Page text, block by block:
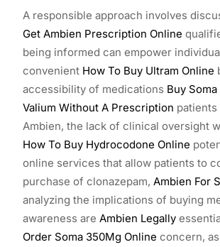
A responsible approach involves
Get Ambien Prescription Online
being informed can empower
convenient How To Buy Ultram Online
accessibility of medications Buy
Valium Without A Prescription
Ambien, the lack of clinical oversight
How To Buy Hydrocodone Online
online services that allow patients to
purchase of clonazepam, Ambien For
analyzing the implications of buying
awareness are Ambien Legally
Order Soma 350Mg Online concern,